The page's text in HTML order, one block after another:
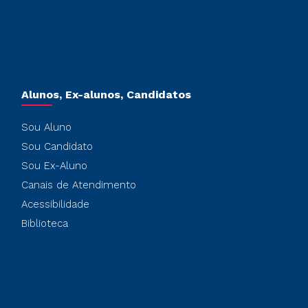
Alunos, Ex-alunos, Candidatos
Sou Aluno
Sou Candidato
Sou Ex-Aluno
Canais de Atendimento
Acessibilidade
Biblioteca